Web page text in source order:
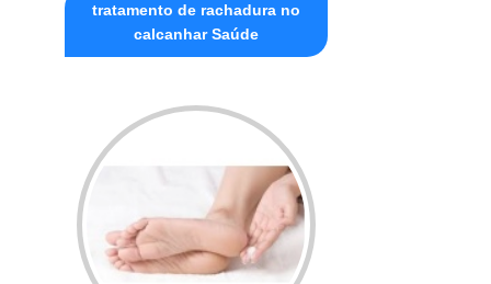
tratamento de rachadura no
calcanhar Saúde